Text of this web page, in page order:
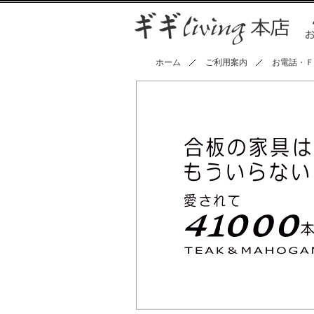
ホーム ご利用案内 お電話・